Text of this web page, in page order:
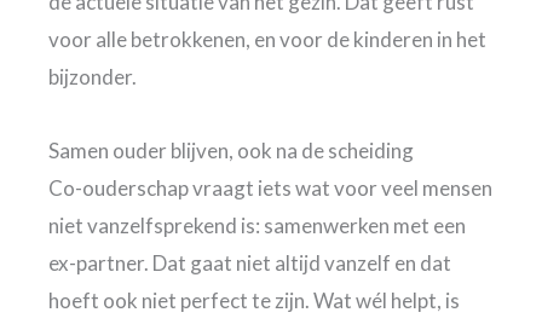
voor alle betrokkenen, en voor de kinderen in het
bijzonder.
Samen ouder blijven, ook na de scheiding
Co-ouderschap vraagt iets wat voor veel mensen
niet vanzelfsprekend is: samenwerken met een
ex-partner. Dat gaat niet altijd vanzelf en dat
hoeft ook niet perfect te zijn. Wat wél helpt, is